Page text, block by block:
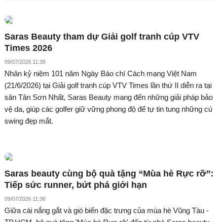
Saras Beauty tham dự Giải golf tranh cúp VTV
Times 2026
09/07/2026 11:38
Nhân kỷ niệm 101 năm Ngày Báo chí Cách mạng Việt Nam
(21/6/2026) tại Giải golf tranh cúp VTV Times lần thứ II diễn ra tại
sân Tân Sơn Nhất, Saras Beauty mang đến những giải pháp bảo
vệ da, giúp các golfer giữ vững phong độ để tự tin tung những cú
swing đẹp mắt.
Saras beauty cùng bộ quà tặng “Mùa hè Rực rỡ”:
Tiếp sức runner, bứt phá giới hạn
09/07/2026 11:36
Giữa cái nắng gắt và gió biển đặc trưng của mùa hè Vũng Tàu -